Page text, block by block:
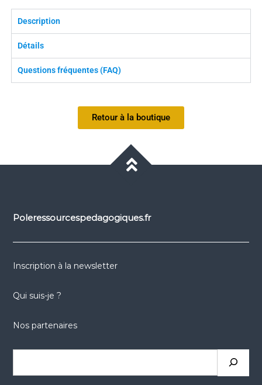
Description
Détails
Questions fréquentes (FAQ)
Retour à la boutique
Poleressourcespedagogiques.fr
Inscription à la newsletter
Qui suis-je ?
Nos partenaires